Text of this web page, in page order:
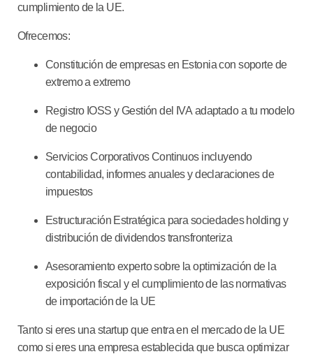
cumplimiento de la UE.
Ofrecemos:
Constitución de empresasen Estonia con soporte de
extremo a extremo
Registro IOSS y Gestión del IVA adaptado a tu modelo
de negocio
Servicios Corporativos Continuosincluyendo
contabilidad, informes anuales y declaraciones de
impuestos
Estructuración Estratégica para sociedades holding y
distribución de dividendos transfronteriza
Asesoramiento expertosobre la optimización de la
exposición fiscal y el cumplimiento de las normativas
de importación de la UE
Tanto si eres una startup que entra en el mercado de la UE
como si eres una empresa establecida que busca optimizar